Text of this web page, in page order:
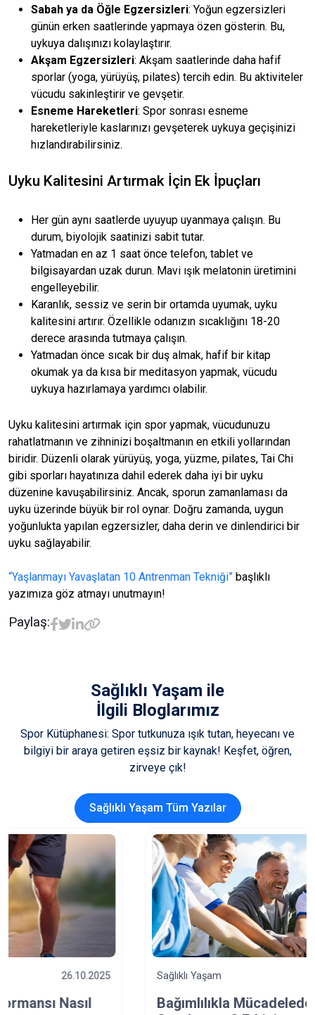
Sabah ya da Öğle Egzersizleri: Yoğun egzersizleri
günün erken saatlerinde yapmaya özen gösterin. Bu,
uykuya dalışınızı kolaylaştırır.
Akşam Egzersizleri: Akşam saatlerinde daha hafif
sporlar (yoga, yürüyüş, pilates) tercih edin. Bu aktiviteler
vücudu sakinleştirir ve gevşetir.
Esneme Hareketleri: Spor sonrası esneme
hareketleriyle kaslarınızı gevşeterek uykuya geçişinizi
hızlandırabilirsiniz.
Uyku Kalitesini Artırmak İçin Ek İpuçları
Her gün aynı saatlerde uyuyup uyanmaya çalışın. Bu
durum, biyolojik saatinizi sabit tutar.
Yatmadan en az 1 saat önce telefon, tablet ve
bilgisayardan uzak durun. Mavi ışık melatonin üretimini
engelleyebilir.
Karanlık, sessiz ve serin bir ortamda uyumak, uyku
kalitesini artırır. Özellikle odanızın sıcaklığını 18-20
derece arasında tutmaya çalışın.
Yatmadan önce sıcak bir duş almak, hafif bir kitap
okumak ya da kısa bir meditasyon yapmak, vücudu
uykuya hazırlamaya yardımcı olabilir.
Uyku kalitesini artırmak için spor yapmak, vücudunuzu
rahatlatmanın ve zihninizi boşaltmanın en etkili yollarından
biridir. Düzenli olarak yürüyüş, yoga, yüzme, pilates, Tai Chi
gibi sporları hayatınıza dahil ederek daha iyi bir uyku
düzenine kavuşabilirsiniz. Ancak, sporun zamanlaması da
uyku üzerinde büyük bir rol oynar. Doğru zamanda, uygun
yoğunlukta yapılan egzersizler, daha derin ve dinlendirici bir
uyku sağlayabilir.
“Yaşlanmayı Yavaşlatan 10 Antrenman Tekniği” başlıklı
yazımıza göz atmayı unutmayın!
Paylaş:
Sağlıklı Yaşam ile
İlgili Bloglarımız
Spor Kütüphanesi: Spor tutkunuza ışık tutan, heyecanı ve
bilgiyi bir araya getiren eşsiz bir kaynak! Keşfet, öğren,
zirveye çık!
Sağlıklı Yaşam Tüm Yazılar
Sağlıklı Yaşam
Bağımlılıkla Mücadelede Takım